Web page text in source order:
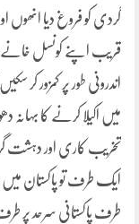
گردی کو فروغ دیا انھوں
قریب اپنے کونسل خانے
اندرونی طور پر کمزور کر
میں اکیلا کرنے کا بہانہ
تخریب کاری اور دہشت
ایک طرف تو پاکستان
طرف پاکستانی سرحد پر